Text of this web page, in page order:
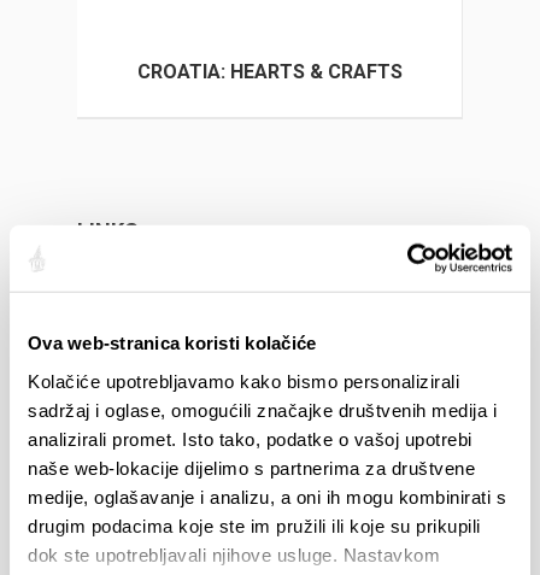
Ova web-stranica koristi kolačiće
Kolačiće upotrebljavamo kako bismo personalizirali
sadržaj i oglase, omogućili značajke društvenih medija i
analizirali promet. Isto tako, podatke o vašoj upotrebi
naše web-lokacije dijelimo s partnerima za društvene
medije, oglašavanje i analizu, a oni ih mogu kombinirati s
drugim podacima koje ste im pružili ili koje su prikupili
dok ste upotrebljavali njihove usluge. Nastavkom
CROATIA: HEARTS & CRAFTS
LINKS
EREIGNISSE
01.01.25- 31.12.26
CITY OF SPLIT EVENT CALENDAR
18.06.26- 24.09.26